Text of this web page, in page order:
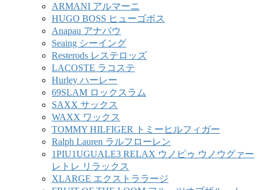
ARMANI アルマーニ
HUGO BOSS ヒューゴボス
Anapau アナパウ
Seaing シーイング
Resterods レステロッズ
LACOSTE ラコステ
Hurley ハーレー
69SLAM ロックスラム
SAXX サックス
WAXX ワックス
TOMMY HILFIGER トミーヒルフィガー
Ralph Lauren ラルフローレン
1PIU1UGUALE3 RELAX ウノピゥ ウノウグァー
レトレ リラックス
XLARGE エクストララージ